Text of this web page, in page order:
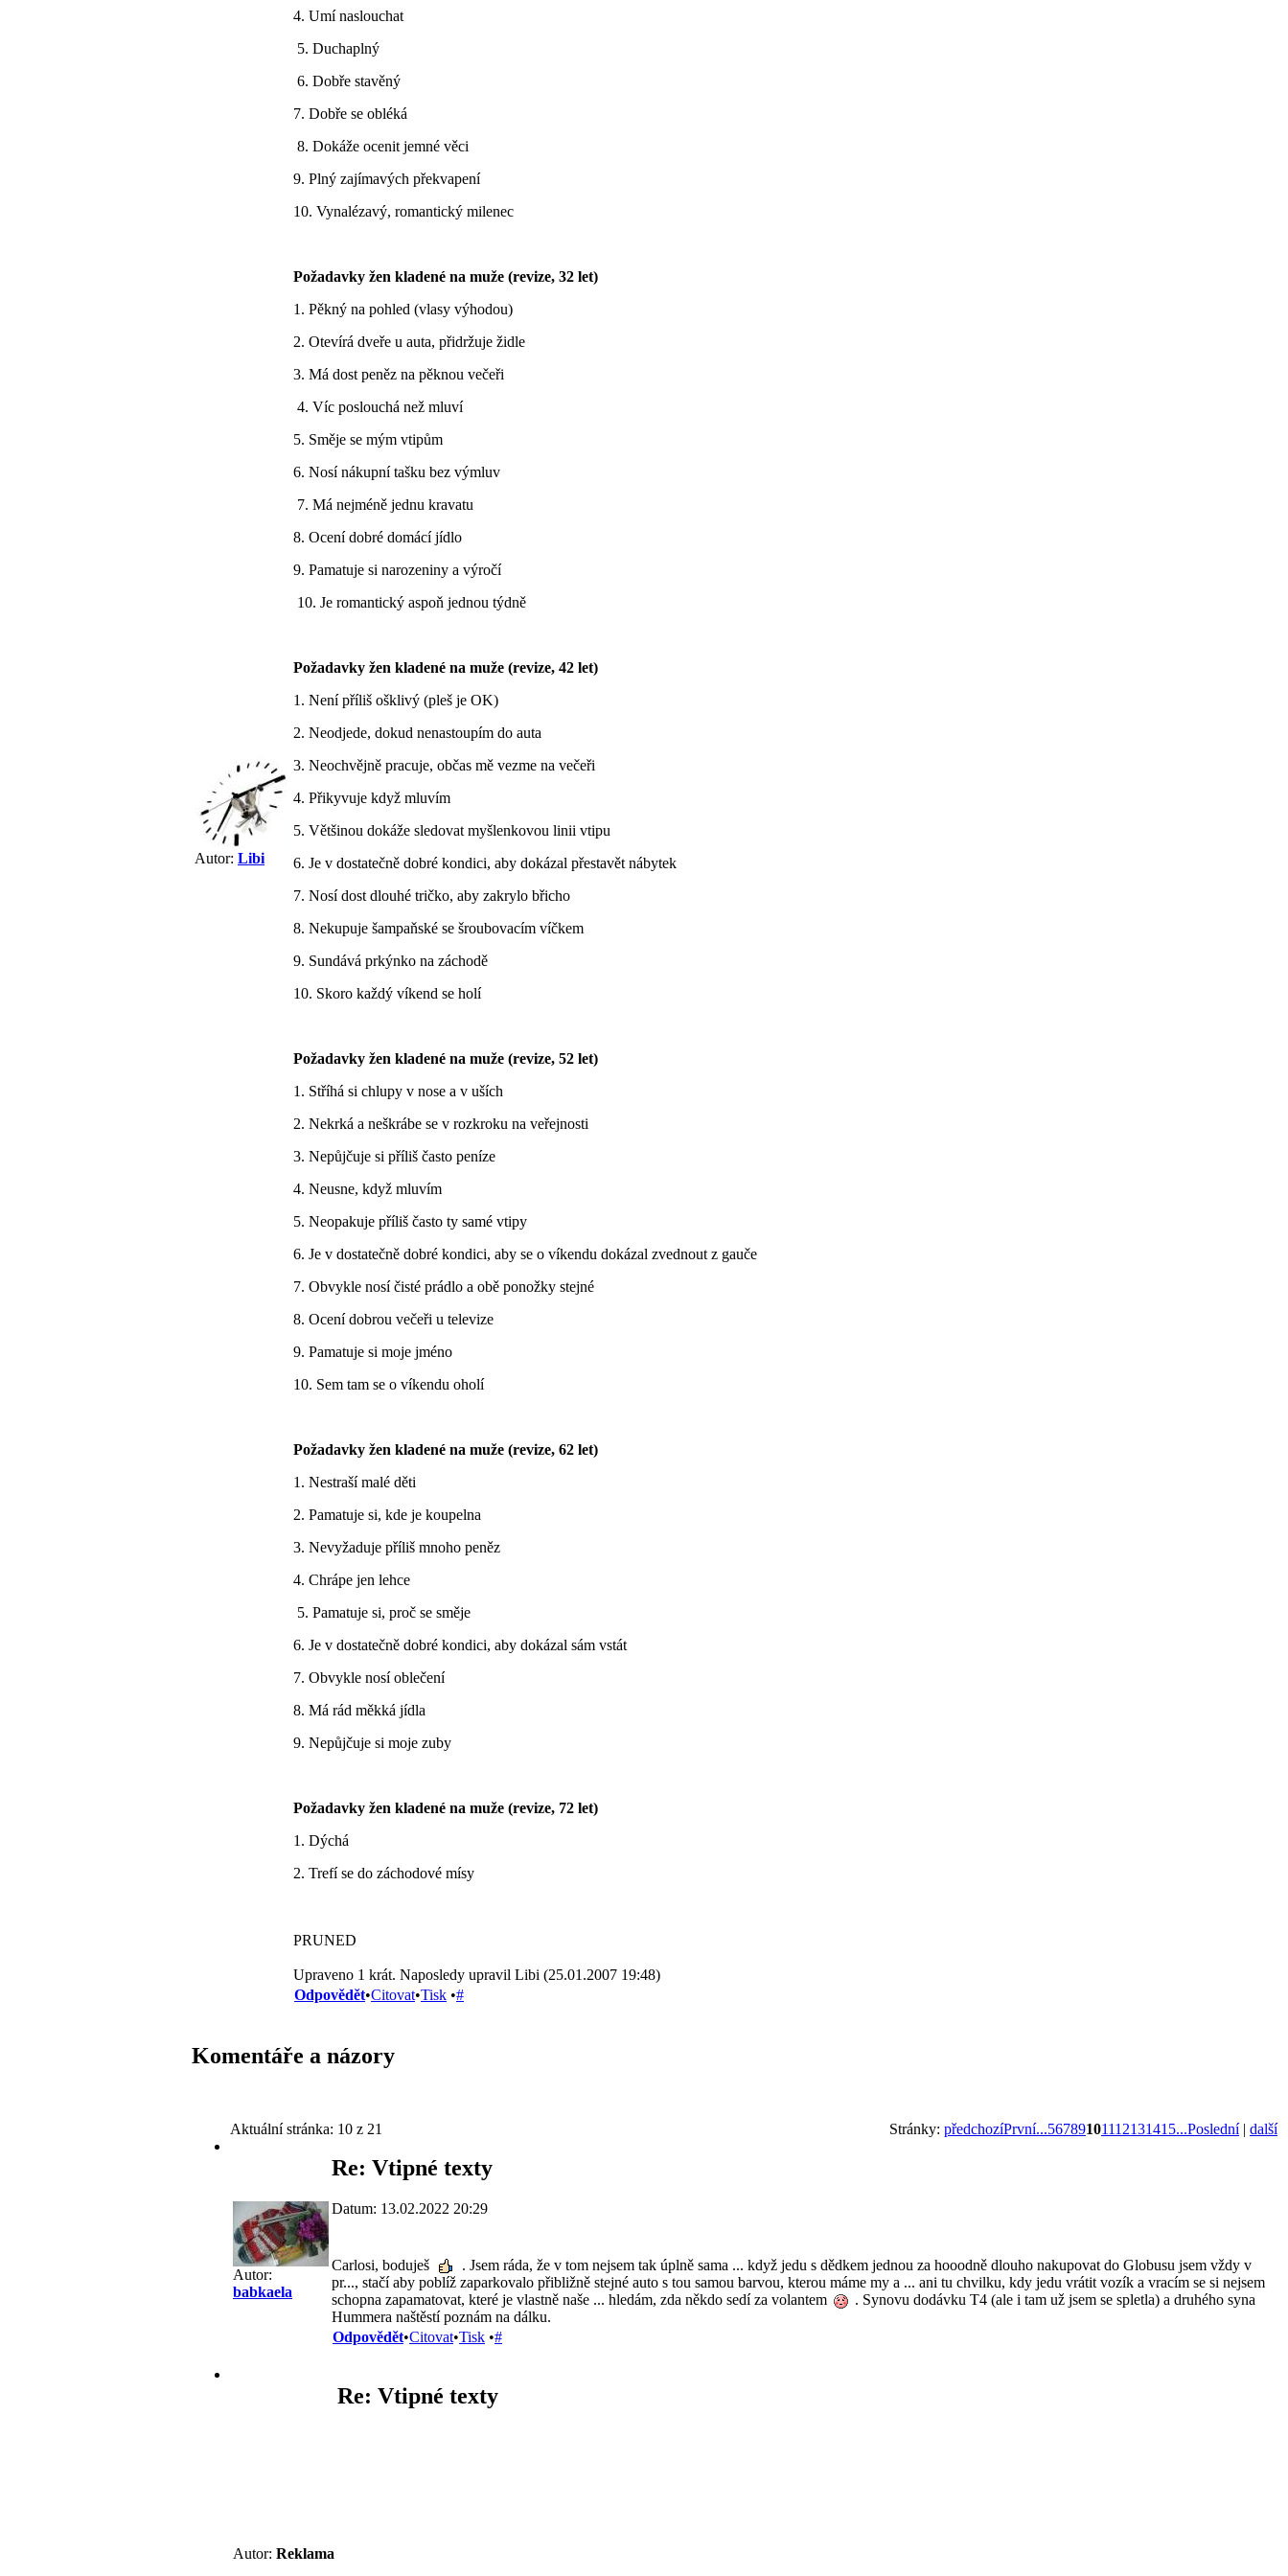
Autor: Libi
4. Umí naslouchat
5. Duchaplný
6. Dobře stavěný
7. Dobře se obléká
8. Dokáže ocenit jemné věci
9. Plný zajímavých překvapení
10. Vynalézavý, romantický milenec
Požadavky žen kladené na muže (revize, 32 let)
1. Pěkný na pohled (vlasy výhodou)
2. Otevírá dveře u auta, přidržuje židle
3. Má dost peněz na pěknou večeři
4. Víc poslouchá než mluví
5. Směje se mým vtipům
6. Nosí nákupní tašku bez výmluv
7. Má nejméně jednu kravatu
8. Ocení dobré domácí jídlo
9. Pamatuje si narozeniny a výročí
10. Je romantický aspoň jednou týdně
Požadavky žen kladené na muže (revize, 42 let)
1. Není příliš ošklivý (pleš je OK)
2. Neodjede, dokud nenastoupím do auta
3. Neochvějně pracuje, občas mě vezme na večeři
4. Přikyvuje když mluvím
5. Většinou dokáže sledovat myšlenkovou linii vtipu
6. Je v dostatečně dobré kondici, aby dokázal přestavět nábytek
7. Nosí dost dlouhé tričko, aby zakrylo břicho
8. Nekupuje šampaňské se šroubovacím víčkem
9. Sundává prkýnko na záchodě
10. Skoro každý víkend se holí
Požadavky žen kladené na muže (revize, 52 let)
1. Stříhá si chlupy v nose a v uších
2. Nekrká a neškrábe se v rozkroku na veřejnosti
3. Nepůjčuje si příliš často peníze
4. Neusne, když mluvím
5. Neopakuje příliš často ty samé vtipy
6. Je v dostatečně dobré kondici, aby se o víkendu dokázal zvednout z gauče
7. Obvykle nosí čisté prádlo a obě ponožky stejné
8. Ocení dobrou večeři u televize
9. Pamatuje si moje jméno
10. Sem tam se o víkendu oholí
Požadavky žen kladené na muže (revize, 62 let)
1. Nestraší malé děti
2. Pamatuje si, kde je koupelna
3. Nevyžaduje příliš mnoho peněz
4. Chrápe jen lehce
5. Pamatuje si, proč se směje
6. Je v dostatečně dobré kondici, aby dokázal sám vstát
7. Obvykle nosí oblečení
8. Má rád měkká jídla
9. Nepůjčuje si moje zuby
Požadavky žen kladené na muže (revize, 72 let)
1. Dýchá
2. Trefí se do záchodové mísy
PRUNED
Upraveno 1 krát. Naposledy upravil Libi (25.01.2007 19:48)
Odpovědět•Citovat•Tisk •#
Komentáře a názory
Stránky: předchozíPrvní...56789101112131415...Poslední| další
Aktuální stránka: 10 z 21
Autor:
babkaela
Re: Vtipné texty
Datum: 13.02.2022 20:29
Carlosi, boduješ
. Jsem ráda, že v tom nejsem tak úplně sama ... když jedu s dědkem jednou za hooodně dlouho nakupovat do Globusu jsem vždy v
pr..., stačí aby poblíž zaparkovalo přibližně stejné auto s tou samou barvou, kterou máme my a ... ani tu chvilku, kdy jedu vrátit vozík a vracím se si nejsem
schopna zapamatovat, které je vlastně naše ... hledám, zda někdo sedí za volantem
. Synovu dodávku T4 (ale i tam už jsem se spletla) a druhého syna
Hummera naštěstí poznám na dálku.
Odpovědět•Citovat•Tisk •#
Autor: Reklama
Re: Vtipné texty